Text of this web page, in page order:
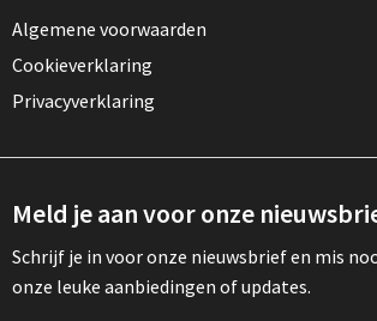
Algemene voorwaarden
Cookieverklaring
Privacyverklaring
Meld je aan voor onze
Schrijf je in voor onze nieuwsbrief en mis
onze leuke aanbiedingen of updates.